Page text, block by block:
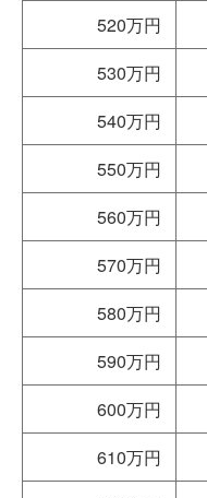
520万円
530万円
540万円
550万円
560万円
570万円
580万円
590万円
600万円
610万円